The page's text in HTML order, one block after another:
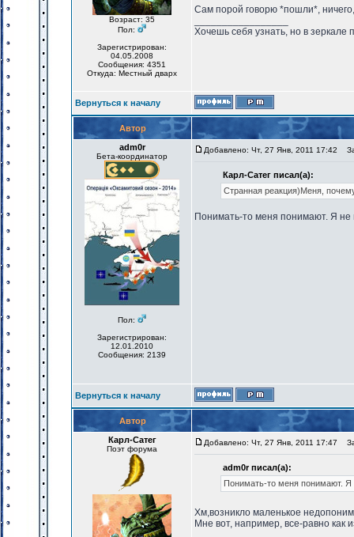
Возраст: 35
Пол:
Зарегистрирован:
04.05.2008
Сообщения: 4351
Откуда: Местный дварх
Сам порой говорю *пошли*,
Хочешь себя узнать, но в зеркале
Вернуться к началу
Автор
adm0r
Бета-координатор
Пол:
Зарегистрирован:
12.01.2010
Сообщения: 2139
Добавлено: Чт, 27 Янв, 2011 17:42
Карл-Сатег писал(а):
Странная реакция)Меня,
Понимать-то меня понимают. Я не
Вернуться к началу
Автор
Карл-Сатег
Поэт форума
Добавлено: Чт, 27 Янв, 2011 17:47
adm0r писал(а):
Понимать-то меня понимают. Я
Хм,возникло маленькое
Мне вот, например, все-равно как